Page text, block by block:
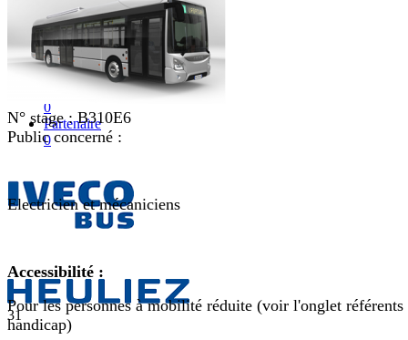
0
Nos équipes pédagogiques
0
IVECO FRANCE
0
Mon plan de formation
0
Partenaire
0
31
N° stage :B310E6
Public concerné :
Electricien et mécaniciens
Accessibilité :
Pour les personnes à mobilité réduite (voir l'onglet référents
handicap)